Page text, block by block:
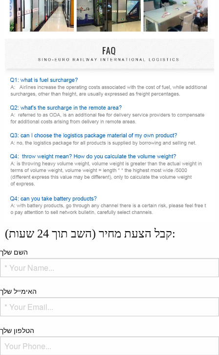
קבל הצעת מחיר (השב תוך 24 שעות):
השם שלך
האימייל שלך
הטלפון שלך